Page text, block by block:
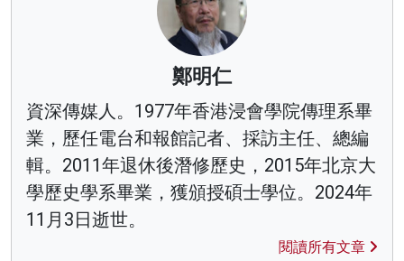
鄭明仁
資深傳媒人。1977年香港浸會學院傳理系畢
業，歷任電台和報館記者、採訪主任、總編
輯。2011年退休後潛修歷史，2015年北京大
學歷史學系畢業，獲頒授碩士學位。2024年
11月3日逝世。
閱讀所有文章